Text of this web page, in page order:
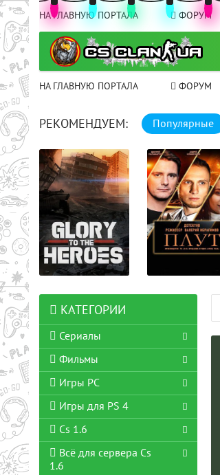
НА ГЛАВНУЮ ПОРТАЛА ФОРУМ
НА ГЛАВНУЮ ПОРТАЛА ФОРУМ
РЕКОМЕНДУЕМ: Популярные
КАТЕГОРИИ
Сериалы
Фильмы
Игры PC
Игры для PS 4
Cs 1.6
Всё для сервера Cs
1.6